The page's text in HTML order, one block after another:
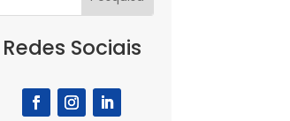
Redes Sociais